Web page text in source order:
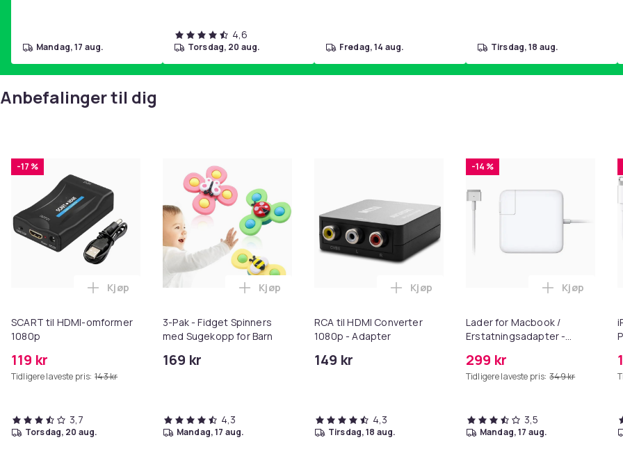
mandag, 17 aug.
4,6
torsdag, 20 aug. fredag, 14 aug. tirsdag, 18 aug.
Anbefalinger til dig
-17 %
SCART til HDMI-omformer
1080p
119 kr
Tidligere laveste pris: 143 kr
Legg SCART til HDMI-omformer 1080p i handlekurven
Kjøp
3,7
torsdag, 20 aug.
3-Pak - Fidget Spinners
med Sugekopp for Barn
169 kr
Legg 3-Pak - Fidget Spinners med Sugekopp for Barn i handlekurven
Kjøp
4,3
mandag, 17 aug.
RCA til HDMI Converter
1080p - Adapter
149 kr
Legg RCA til HDMI Converter 1080p -
Kjøp
4,3
tirsdag, 18 aug.
-14 %
Lader for Macbook /
Erstatningsadapter -
299 kr
Tidligere laveste pris: 349 kr
Legg Lader
Kjøp
3,5
mandag, 17 aug.